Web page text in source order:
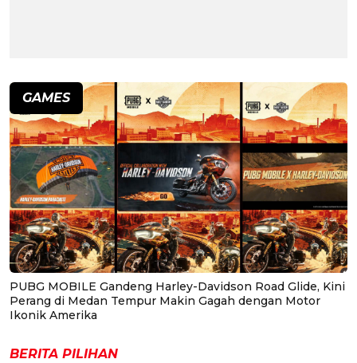
GAMES
PUBG MOBILE Gandeng Harley-Davidson Road Glide, Kini
Perang di Medan Tempur Makin Gagah dengan Motor
Ikonik Amerika
BERITA PILIHAN